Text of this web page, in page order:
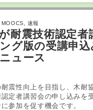
MOOCS 速報
耐震技術認定者
グ版の受講申
ュース
震性向上を目指し、木耐
定者講習会の申し込みを
参加を促す機会です。